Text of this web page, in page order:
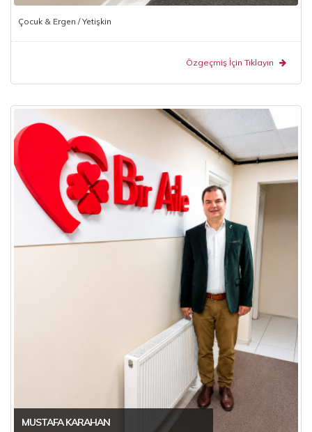
Çocuk & Ergen / Yetişkin
Özgeçmiş İçin Tıklayın
MUSTAFA KARAHAN